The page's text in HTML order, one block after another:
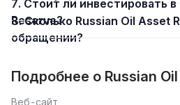
7. Стоит ли инвестировать в Russian Oil Asset
Reserve?
8. Сколько Russian Oil Asset Reserve в
обращении?
Подробнее о Russian
Веб-сайт